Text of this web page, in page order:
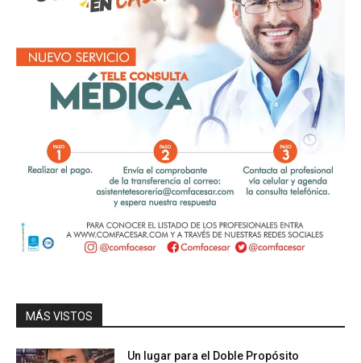
MÁS VISTOS
Un lugar para el Doble Propósito